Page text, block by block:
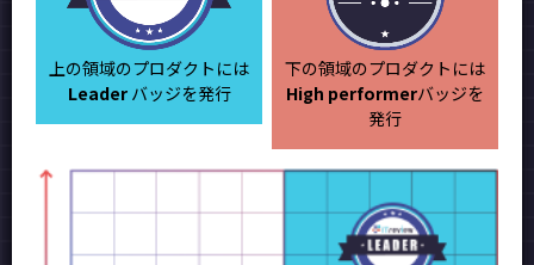
上の領域のプロダクトには
Leaderバッジを発行
下の領域のプロダクトには
High performerバッジを
発行